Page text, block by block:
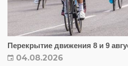
Перекрытие движения 8 и 9
04.08.2026